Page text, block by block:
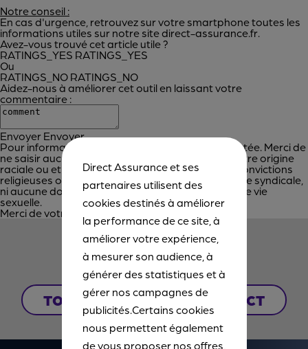
Notre conseil :
En cas d'urgence, retrouvez sur votre smartphone toutes les
informations utiles sur notre site direct-assurance.fr.
Avez-vous trouvé cet article utile ?
RATINGS_YES RATINGS_YES
Ou
RATINGS_NO RATINGS_NO
Aidez-nous à améliorer cet outil en laissant votre
commentaire :
Envoyer Envoyer
Pour information, aucune réponse ne sera apportée. Merci de
ne saisir aucune donnée personnelle relative à votre origine
raciale ou ethnique, vos opinions politiques, vos convictions
religieuses ou philosophiques, votre appartenance syndicale,
ni aucune donnée concernant votre santé ou votre vie
sexuelle.
Merci de votre participation !
CONTACTEZ-NOUS
TOUS NOS POINTS DE CONTACT
Direct Assurance et ses
partenaires utilisent des
cookies destinés à améliorer
la performance de ce site, à
améliorer votre expérience,
à mesurer son audience, à
générer des statistiques et à
gérer nos campagnes de
publicités.Certains cookies
nous permettent également
de vous proposer nos offres,